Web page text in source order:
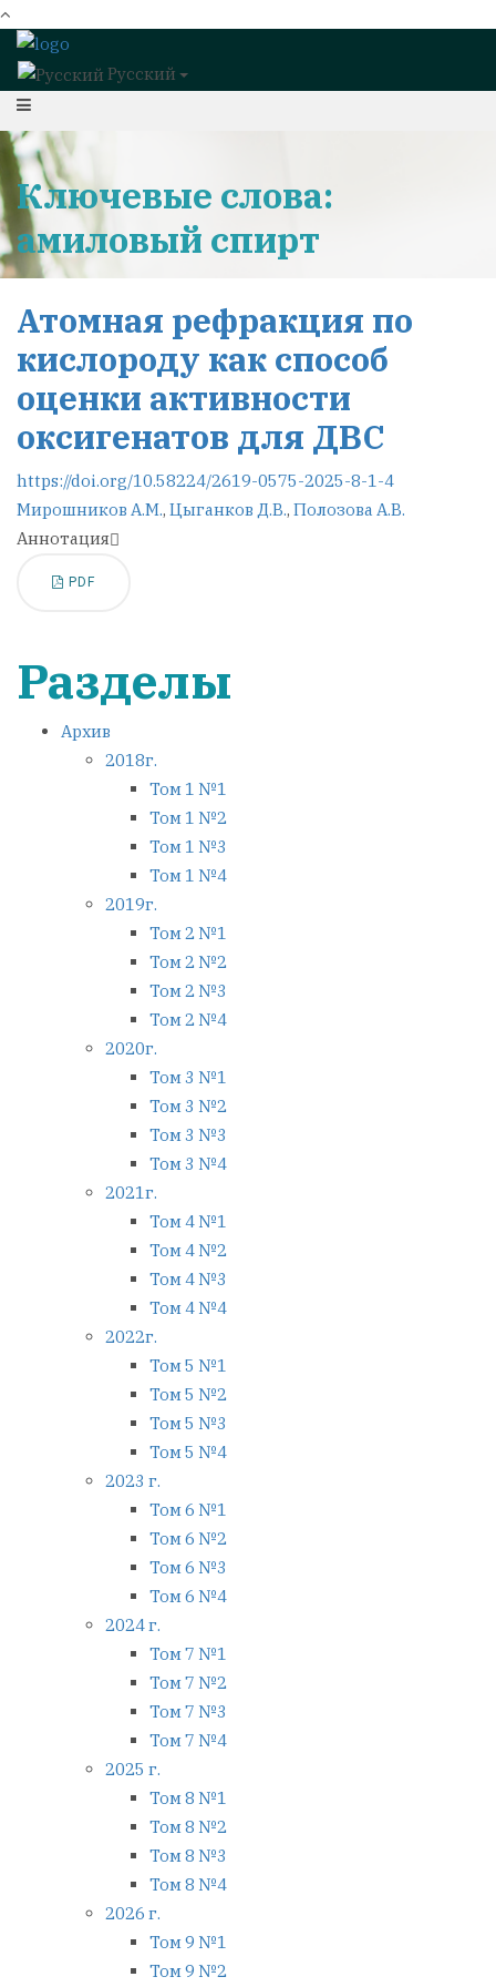
Русский
Ключевые слова:
амиловый спирт
Атомная рефракция по
кислороду как способ
оценки активности
оксигенатов для ДВС
https://doi.org/10.58224/2619-0575-2025-8-1-4
Мирошников А.М., Цыганков Д.В., Полозова А.В.
Аннотация
PDF
Разделы
Архив
2018г.
Том 1 №1
Том 1 №2
Том 1 №3
Том 1 №4
2019г.
Том 2 №1
Том 2 №2
Том 2 №3
Том 2 №4
2020г.
Том 3 №1
Том 3 №2
Том 3 №3
Том 3 №4
2021г.
Том 4 №1
Том 4 №2
Том 4 №3
Том 4 №4
2022г.
Том 5 №1
Том 5 №2
Том 5 №3
Том 5 №4
2023 г.
Том 6 №1
Том 6 №2
Том 6 №3
Том 6 №4
2024 г.
Том 7 №1
Том 7 №2
Том 7 №3
Том 7 №4
2025 г.
Том 8 №1
Том 8 №2
Том 8 №3
Том 8 №4
2026 г.
Том 9 №1
Том 9 №2